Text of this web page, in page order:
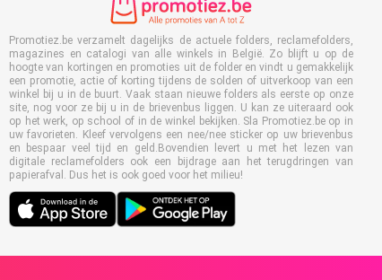
Promotiez.be verzamelt dagelijks de actuele folders, reclamefolders,
magazines en catalogi van alle winkels in België. Zo blijft u op de
hoogte van kortingen en promoties uit de folder en vindt u gemakkelijk
een promotie, actie of korting tijdens de solden of uitverkoop van een
winkel bij u in de buurt. Vaak staan nieuwe folders als eerste op onze
site, nog voor ze bij u in de brievenbus liggen. U kan ze uiteraard ook
op het werk, op school of in de winkel bekijken. Sla Promotiez.be op in
uw favorieten. Kleef vervolgens een nee/nee sticker op uw brievenbus
en bespaar veel tijd en geld.Bovendien levert u met het lezen van
digitale reclamefolders ook een bijdrage aan het terugdringen van
papierafval. Dus het is ook goed voor het milieu!